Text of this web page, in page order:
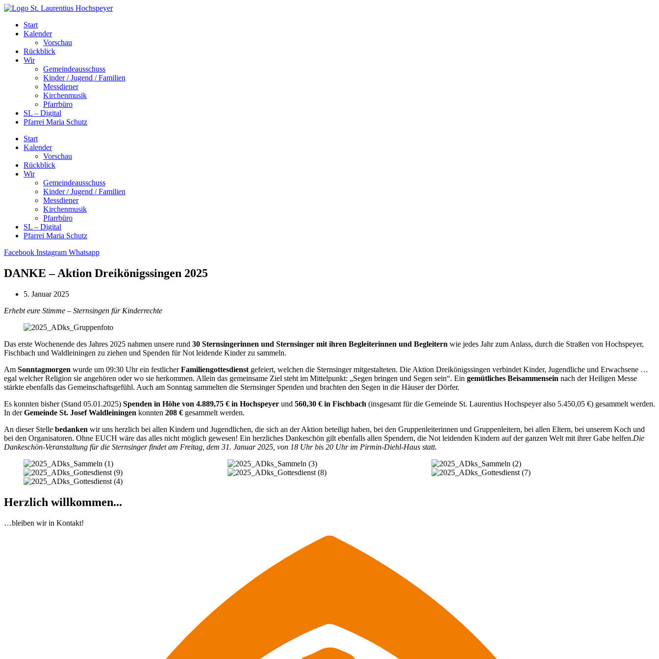
Zum
springenStart
Kalender
Vorschau
Rückblick
Wir
Gemeindeausschuss
Kinder / Jugend / Familien
Messdiener
Kirchenmusik
Pfarrbüro
SL – Digital
Pfarrei Maria Schutz
Start
Kalender
Vorschau
Rückblick
Wir
Gemeindeausschuss
Kinder / Jugend / Familien
Messdiener
Kirchenmusik
Pfarrbüro
SL – Digital
Pfarrei Maria Schutz
Facebook Instagram Whatsapp
DANKE – Aktion Dreikönigssingen 2025
5. Januar 2025
Erhebt eure Stimme – Sternsingen für Kinderrechte
Das erste Wochenende des Jahres 2025 nahmen unsere rund 30 Sternsingerinnen und Sternsinger mit ihren Begleiterinnen und Begleitern wie jedes Jahr zum Anlass, durch die Straßen von Hochspeyer,
Fischbach und Waldleiningen zu ziehen und Spenden für Not leidende Kinder zu sammeln.
Am Sonntagmorgen wurde um 09:30 Uhr ein festlicherFamiliengottesdienst gefeiert, welchen die Sternsinger mitgestalteten. Die Aktion Dreikönigssingen verbindet Kinder, Jugendliche und Erwachsene …
egal welcher Religion sie angehören oder wo sie herkommen. Allein das gemeinsame Ziel steht im Mittelpunkt: „Segen bringen und Segen sein“. Ein gemütliches Beisammensein nach der Heiligen Messe
stärkte ebenfalls das Gemeinschaftsgefühl. Auch am Sonntag sammelten die Sternsinger Spenden und brachten den Segen in die Häuser der Dörfer.
Es konnten bisher (Stand 05.01.2025) Spenden in Höhe von 4.889,75 € in Hochspeyer und 560,30 € in Fischbach (insgesamt für die Gemeinde St. Laurentius Hochspeyer also 5.450,05 €) gesammelt werden.
In derGemeinde St. Josef Waldleiningen konnten 208 € gesammelt werden.
An dieser Stelle bedanken wir uns herzlich bei allen Kindern und Jugendlichen, die sich an der Aktion beteiligt haben, bei den Gruppenleiterinnen und Gruppenleitern, bei allen Eltern, bei unserem Koch und
bei den Organisatoren. Ohne EUCH wäre das alles nicht möglich gewesen! Ein herzliches Dankeschön gilt ebenfalls allen Spendern, die Not leidenden Kindern auf der ganzen Welt mit ihrer Gabe helfen.Die
Dankeschön-Veranstaltung für die Sternsinger findet am Freitag, dem 31. Januar 2025, von 18 Uhr bis 20 Uhr im Pirmin-Diehl-Haus statt.
Herzlich willkommen...
…bleiben wir in Kontakt!